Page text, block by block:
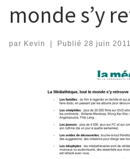
monde s’y
par Kevin | Publié 28 juin 2011